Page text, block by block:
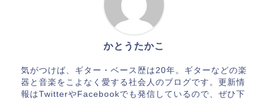
かとうたかこ
気がつけば、ギター・ベース歴は20年。ギターなどの楽
器と音楽をこよなく愛する社会人のブログです。更新情
報はTwitterやFacebookでも発信しているので、ぜひ下